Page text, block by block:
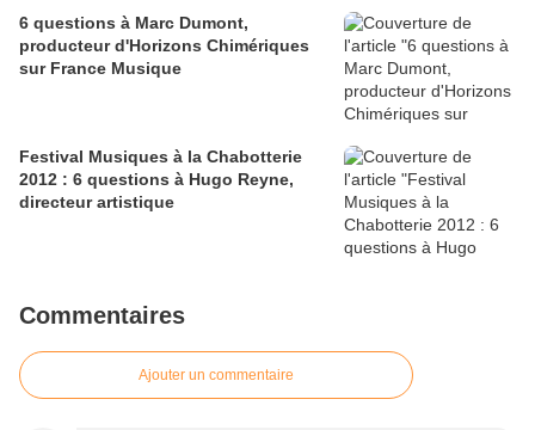
6 questions à Marc Dumont,
producteur d'Horizons Chimériques
sur France Musique
Festival Musiques à la Chabotterie
2012 : 6 questions à Hugo Reyne,
directeur artistique
Commentaires
Ajouter un commentaire